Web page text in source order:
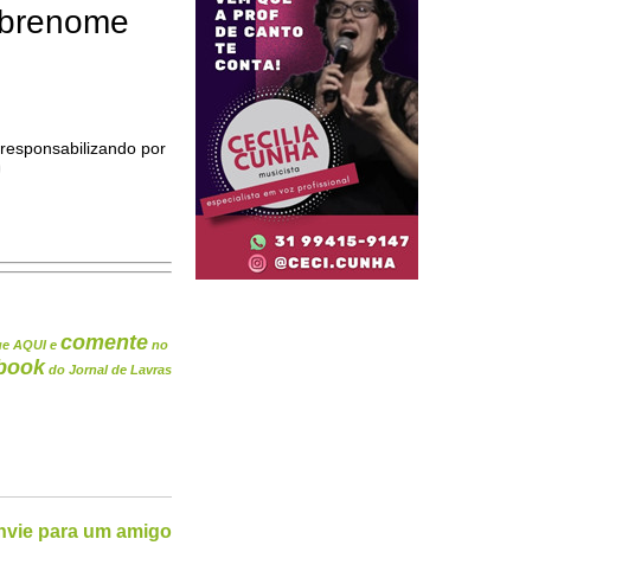
por
AQUI e comente no
do Jornal de Lavras
para um amigo